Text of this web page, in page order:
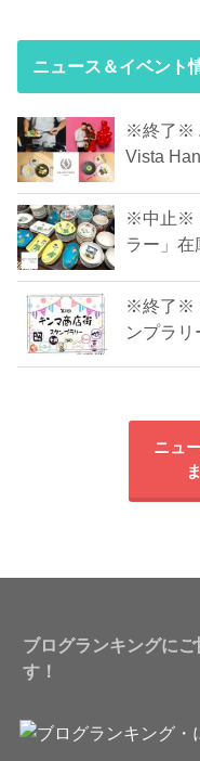
ニュース＆イベント
※終了※
Vista
※中止※
ラー」在
※終了※
ンプラリ
ニュ
ブログランキングに
す！